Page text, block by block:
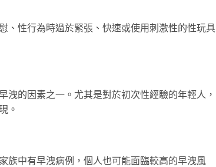
、性行為時過於緊張、快速或使用刺激性的性玩具
的因素之一。尤其是對於初次性經驗的年輕人，
。
族中有早洩病例，個人也可能面臨較高的早洩風